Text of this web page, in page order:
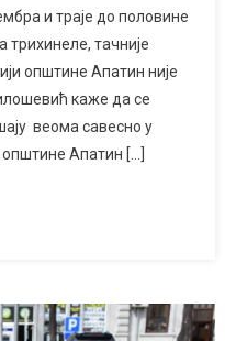
и траје до половине
трихинеле, тачније
општине Апатин није
каже да се
веома савесно у
Апатин […]